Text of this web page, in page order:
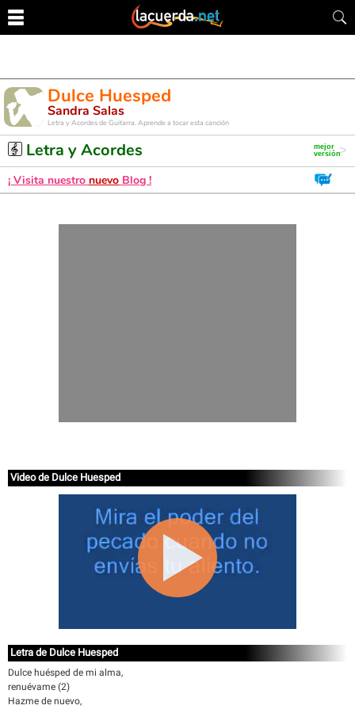
Dulce Huesped
Sandra Salas
Letra y Acordes de Guitarra. Aprende a tocar esta canción
Letra y Acordes
¡ Visita nuestro nuevo Blog !
Video de Dulce Huesped
Letra de Dulce Huesped
Dulce huésped de mi alma,
renuévame (2)
Hazme de nuevo,